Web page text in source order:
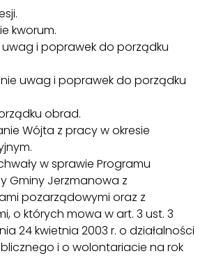
kworum.
uwag i poprawek do porządku
uwag i poprawek do porządku
obrad.
Wójta z pracy w okresie
w sprawie Programu
Gminy Jerzmanowa z
pozarządowymi oraz z
o których mowa w art. 3 ust. 3
24 kwietnia 2003 r. o działalności
i o wolontariacie na rok